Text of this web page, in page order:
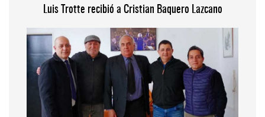
Luis Trotte recibió a Cristian Baquero Lazcano